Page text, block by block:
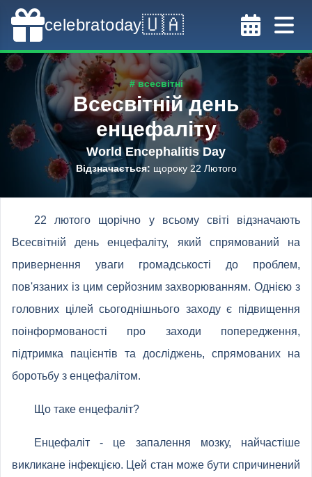
celebratoday🇺🇦
# всесвітні
Всесвітній день
енцефаліту
World Encephalitis Day
Відзначається: щороку 22 Лютого
22 лютого щорічно у всьому світі відзначають
Всесвітній день енцефаліту, який спрямований на
привернення уваги громадськості до проблем,
пов'язаних із цим серйозним захворюванням. Однією з
головних цілей сьогоднішнього заходу є підвищення
поінформованості про заходи попередження,
підтримка пацієнтів та досліджень, спрямованих на
боротьбу з енцефалітом.
Що таке енцефаліт?
Енцефаліт - це запалення мозку, найчастіше
викликане інфекцією. Цей стан може бути спричинений